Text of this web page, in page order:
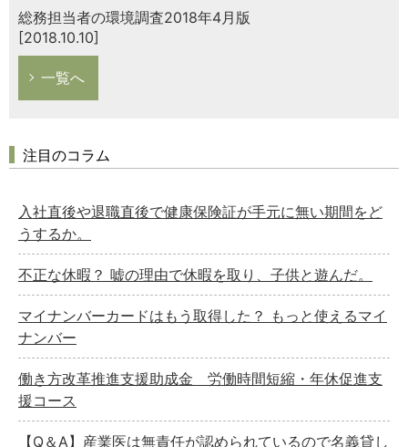
総務担当者の環境調査2018年4月版
[2018.10.10]
一覧へ
注目のコラム
入社直後や退職直後で健康保険証が手元に無い期間をど
うするか。
不正な休暇？ 嘘の理由で休暇を取り、子供と遊んだ。
マイナンバーカードはもう取得した？ もっと使えるマイ
ナンバー
働き方改革推進支援助成金 労働時間短縮・年休促進支
援コース
【Q＆A】産業医は無責任が認められているので名義貸し